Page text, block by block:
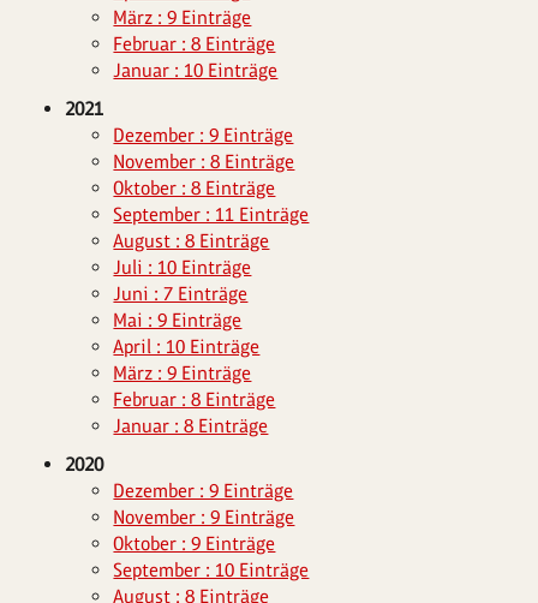
März : 9 Einträge
Februar : 8 Einträge
Januar : 10 Einträge
2021
Dezember : 9 Einträge
November : 8 Einträge
Oktober : 8 Einträge
September : 11 Einträge
August : 8 Einträge
Juli : 10 Einträge
Juni : 7 Einträge
Mai : 9 Einträge
April : 10 Einträge
März : 9 Einträge
Februar : 8 Einträge
Januar : 8 Einträge
2020
Dezember : 9 Einträge
November : 9 Einträge
Oktober : 9 Einträge
September : 10 Einträge
August : 8 Einträge